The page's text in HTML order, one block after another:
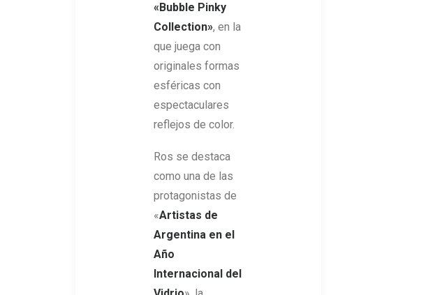
«Bubble Pinky
Collection», en la
que juega con
originales formas
esféricas con
espectaculares
reflejos de color.
Ros se destaca
como una de las
protagonistas de
«Artistas de
Argentina en el
Año
Internacional del